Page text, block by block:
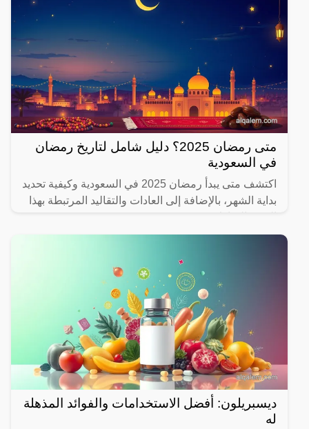
متى رمضان 2025؟ دليل شامل لتاريخ رمضان
في السعودية
اكتشف متى يبدأ رمضان 2025 في السعودية وكيفية تحديد
بداية الشهر، بالإضافة إلى العادات والتقاليد المرتبطة بهذا
ديسبريلون: أفضل الاستخدامات والفوائد المذهلة
له